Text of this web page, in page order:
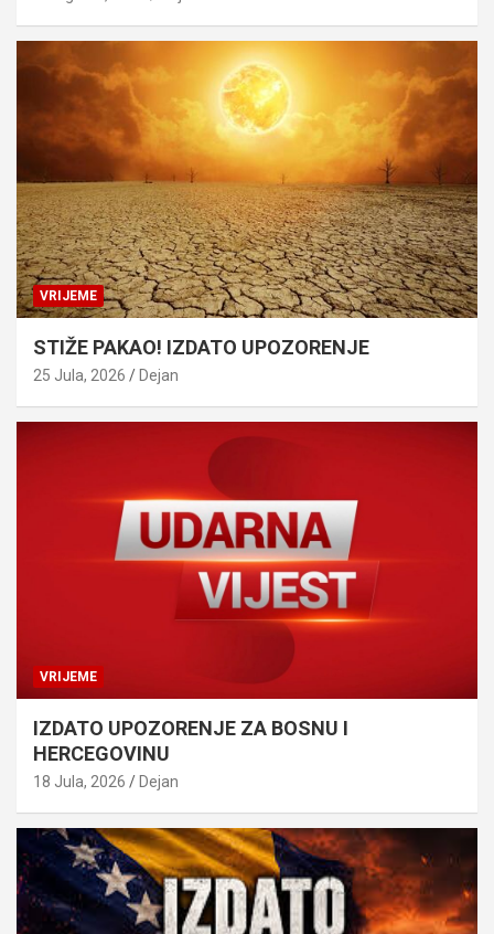
VRIJEME
STIŽE PAKAO! IZDATO UPOZORENJE
25 Jula, 2026 Dejan
VRIJEME
IZDATO UPOZORENJE ZA BOSNU I
HERCEGOVINU
18 Jula, 2026 Dejan